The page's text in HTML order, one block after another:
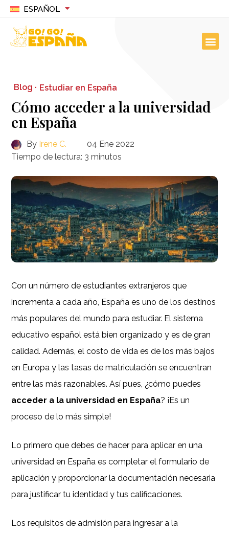
ESPAÑOL
Blog · Estudiar en España
Cómo acceder a la universidad
en España
By Irene C.
04 Ene 2022
Tiempo de lectura: 3 minutos
Con un número de estudiantes extranjeros que
incrementa a cada año, España es uno de los destinos
más populares del mundo para estudiar. El sistema
educativo español está bien organizado y es de gran
calidad. Además, el costo de vida es de los más bajos
en Europa y las tasas de matriculación se encuentran
entre las más razonables. Así pues, ¿cómo puedes
acceder a la universidad en España? ¡Es un
proceso de lo más simple!
Lo primero que debes de hacer para aplicar en una
universidad en España es completar el formulario de
aplicación y proporcionar la documentación necesaria
para justificar tu identidad y tus calificaciones.
Los requisitos de admisión para ingresar a la